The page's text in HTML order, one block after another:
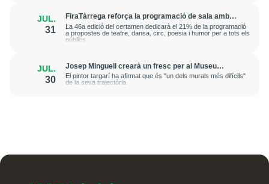
JUL.
31
FiraTàrrega reforça la programació de sala amb
una dotzena d'espectacles
La 46a edició del certamen dedicarà el 21% de la programació
a propostes de teatre, dansa, circ, poesia i humor per a tots els
públics
JUL.
30
Josep Minguell crearà un fresc per al Museu
Benozzo Gozzoli a la Toscana
El pintor targarí ha afirmat que és "un dels murals més difícils"
de la seva trajectòria